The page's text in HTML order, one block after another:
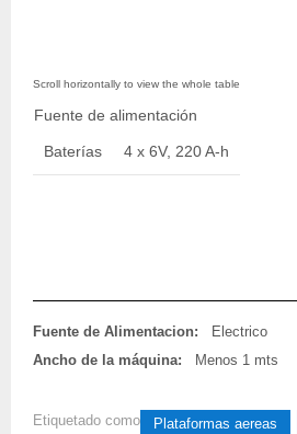
Fuente de alimentación
Baterías 4 x 6V, 220 A-h
Fuente de Alimentacion:
Electrico
Ancho de la máquina:
Menos 1 mts
Etiquetado como Plataformas aereas